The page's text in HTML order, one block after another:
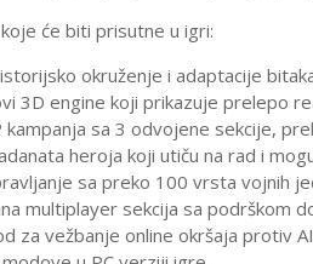
IVALICE
EMUGLX
će biti prisutne u igri:
okruženje i adaptacije
3D engine koji prikazuje prelepo
kampanja sa 3 odvojene sekcije,
heroja koji utiču na rad i
sa preko 100 vrsta vojnih
multiplayer sekcija sa podrškom
za vežbanje online okršaja protiv